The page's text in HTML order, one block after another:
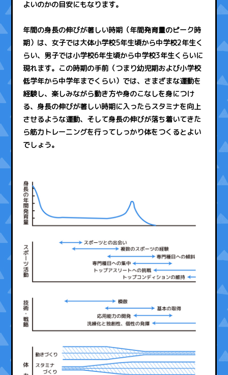
よいのかの目安にもなります。
年間の身長の伸びが著しい時期（年間発育量のピーク時
期）は、女子では大体小学校5年生頃から中学校2年生く
らい、男子では小学校6年生頃から中学校3年生くらいに
現れます。この時期の手前（つまり幼児期および小学校
低学年から中学年までくらい）では、さまざまな運動を
経験し、楽しみながら動き方や身のこなしを身につけ
る、身長の伸びが著しい時期に入ったらスタミナを向上
させるような運動、そして身長の伸びが落ち着いてきた
ら筋力トレーニングを行ってしっかり体をつくるとよい
でしょう。